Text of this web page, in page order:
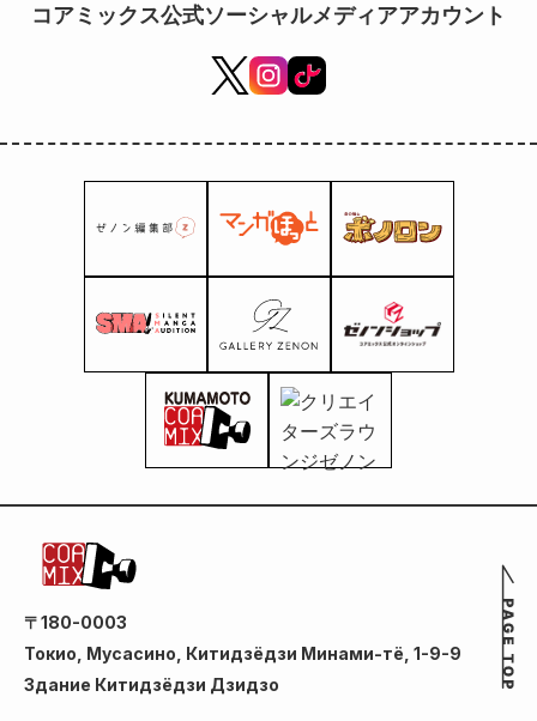
コアミックス公式ソーシャルメディアアカウント
〒180-0003
Токио, Мусасино, Китидзёдзи Минами-тё, 1-9-9
Здание Китидзёдзи Дзидзо